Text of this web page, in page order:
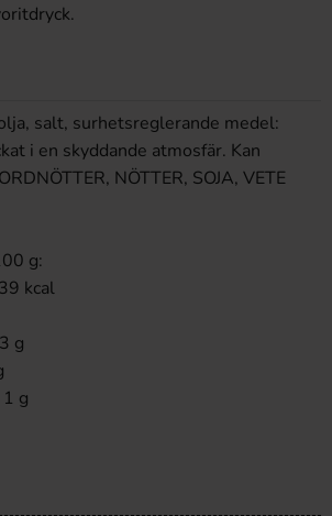
salt, surhetsreglerande medel:
i en skyddande atmosfär. Kan
NÖTTER, SOJA, VETE
g:
kcal
g
g